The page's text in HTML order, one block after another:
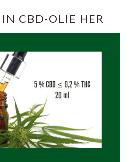
CBD-OLIE HER